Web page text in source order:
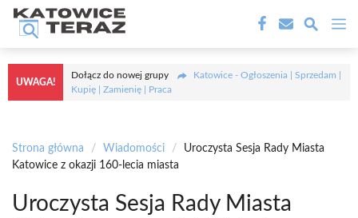
Przejdź
treści
UWAGA!
Dołącz do nowej grupy
Katowice - Ogłoszenia | Sprzedam |
Kupię | Zamienię | Praca
Strona główna / Wiadomości /
Uroczysta Sesja Rady Miasta
Katowice z okazji 160-lecia miasta
Uroczysta Sesja Rady Miasta